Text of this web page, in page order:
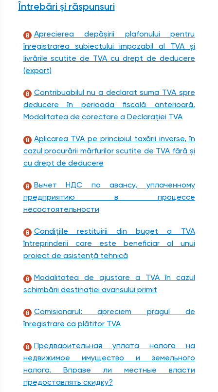
Întrebări și răspunsuri
Aprecierea depășirii plafonului pentru
înregistrarea subiectului impozabil al TVA și
livrările scutite de TVA cu drept de deducere
(export)
Contribuabilul nu a declarat suma TVA spre
deducere în perioada fiscală anterioară.
Modalitatea de corectare a Declarației TVA
Aplicarea TVA pe principiul taxării inverse, în
cazul procurării mărfurilor scutite de TVA fără și
cu drept de deducere
Вычет НДС по авансу, уплаченному
предприятию в процессе
несостоятельности
Condițiile restituirii din buget a TVA
întreprinderii care este beneficiar al unui
proiect de asistență tehnică
Modalitatea de ajustare a TVA în cazul
schimbării destinației avansului primit
Comisionarul: apreciem pragul de
înregistrare ca plătitor TVA
Предварительная уплата налога на
недвижимое имущество и земельного
налога. Вправе ли местные власти
предоставлять скидку?